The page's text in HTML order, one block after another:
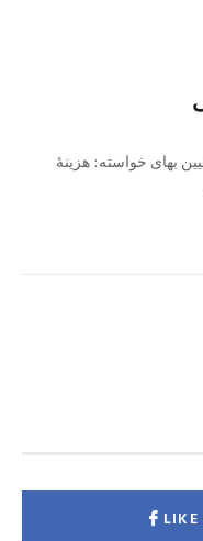
بهاى خواسته: هزينهٔ
LIKE